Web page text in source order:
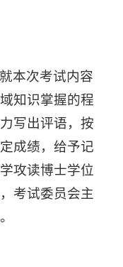
本次考试内容
知识掌握的程
写出评语，按
成绩，给予记
攻读博士学位
考试委员会主